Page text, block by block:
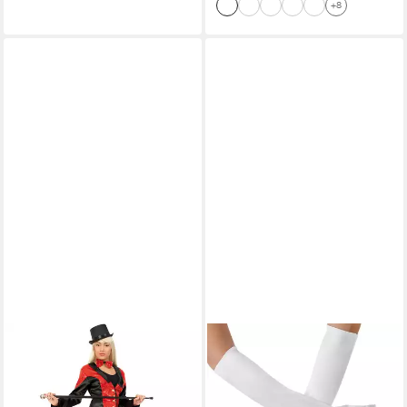
+8
DRESSFORFUN
Kostüm Faschingskleidung,
auch Maskeradenverkleidung,